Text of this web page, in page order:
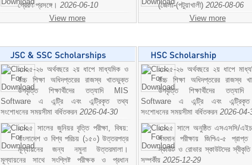
প্রেরণ প্রসঙ্গে। 2026-06-10
View more
(জেলা-(পটুয়াখালী) 2026-08-06
View more
২০২৫-২৬ অর্থবছরে ২য় ধাপে মাধ্যমিক ও
উচ্চ শিক্ষা অধিদপ্তরের রাজস্ব খাতভুক্ত
উপবৃত্তি শিক্ষার্থীদের তত্যাদি MIS
Software এ এন্ট্রি এবং এন্ট্রিকৃত তথ্য
সংশোধনের সময়সীমা বর্ধিতকরন 2026-04-30
২০২৫ সালের জুনিয়র বৃত্তি পরীক্ষা, বিষয়:
বাংলাদেশ ও বিশ্ব পরিচয় (১৫০) উত্তরপত্র
মূল্যায়নের জন্য নমুনা উত্তরমালা।
মূল্যায়নের সাথে সংশ্লিষ্ট পরীক্ষক ও প্রধান
২০২৫-২৬ অর্থবছরে ২য় ধাপে
উচ্চ শিক্ষা অধিদপ্তরের রাজস্ব
উপবৃত্তি শিক্ষার্থীদের
Software এ এন্ট্রি এবং
সংশোধনের সময়সীমা বর্ধিতকরন 2026-04-
২০২৫ সালে অনুষ্ঠিত এসএসসি/
সমমান পরীক্ষায় জিপিএ-৫ প্রাপ্ত
স্কাউট ও রোভার স্কাউটদের স্বীকৃতি
সম্পর্কীয় 2025-12-29